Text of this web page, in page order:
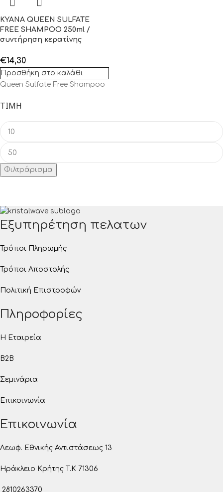
ΤΙΜΉ
Φιλτράρισμα
KYANA QUEEN SULFATE
FREE SHAMPOO 250ml /
συντήρηση κερατίνης
€14,30
Προσθήκη στο καλάθι
Queen Sulfate Free Shampoo
Εξυπηρέτηση πελατων
Τρόποι Πληρωμής
Τρόποι Αποστολής
Πολιτική Επιστροφών
Πληροφορίες
Η Εταιρεία
B2B
Σεμινάρια
Επικοινωνία
Επικοινωνία
Λεωφ. Εθνικής Αντιστάσεως 13
Ηράκλειο Κρήτης T.K 71306
2810263370